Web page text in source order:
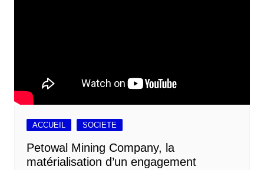
ACCUEIL SOCIETE
Petowal Mining Company, la
matérialisation d’un engagement